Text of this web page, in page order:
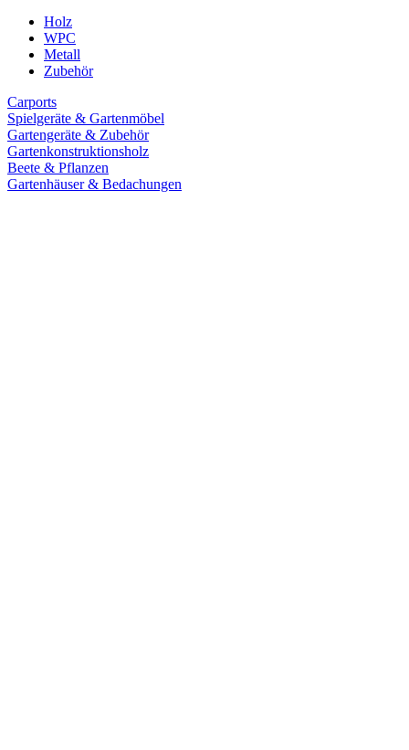
Holz
WPC
Metall
Zubehör
Carports
Spielgeräte & Gartenmöbel
Gartengeräte & Zubehör
Gartenkonstruktionsholz
Beete & Pflanzen
Gartenhäuser & Bedachungen